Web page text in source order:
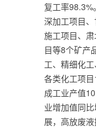
复工率98.3%
深加工项目
施工项目、
目等8个矿产
工、精细化
各类化工项
成工业产值
业增加值同
展，高放废